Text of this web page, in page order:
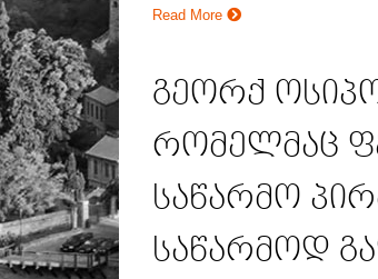
Read More
გეორქ
რომელმაც
საწარმო
საწარმოდ